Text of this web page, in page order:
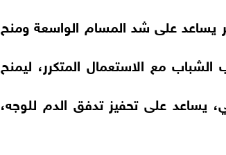
يساعد على شد المسام الواسعة ومنح
مع الاستعمال المتكرر، ليمنح
يساعد على تحفيز تدفق الدم للوجه،